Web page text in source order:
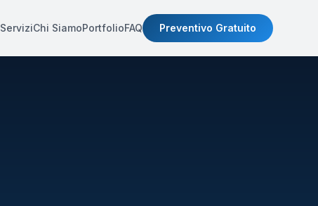
ServiziChi SiamoPortfolioFAQ Preventivo Gratuito